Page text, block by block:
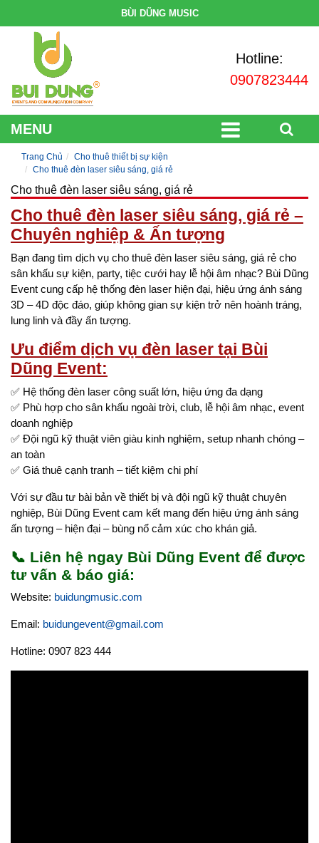
BÙI DŨNG MUSIC
Hotline:
0907823444
MENU
Trang Chủ
Cho thuê thiết bị sự kiện
Cho thuê đèn laser siêu sáng, giá rẻ
Cho thuê đèn laser siêu sáng, giá rẻ
Cho thuê đèn laser siêu sáng, giá rẻ –
Chuyên nghiệp & Ấn tượng
Bạn đang tìm dịch vụ cho thuê đèn laser siêu sáng, giá rẻ cho
sân khấu sự kiện, party, tiệc cưới hay lễ hội âm nhạc? Bùi Dũng
Event cung cấp hệ thống đèn laser hiện đại, hiệu ứng ánh sáng
3D – 4D độc đáo, giúp không gian sự kiện trở nên hoành tráng,
lung linh và đầy ấn tượng.
Ưu điểm dịch vụ đèn laser tại Bùi
Dũng Event:
✅ Hệ thống đèn laser công suất lớn, hiệu ứng đa dạng
✅ Phù hợp cho sân khấu ngoài trời, club, lễ hội âm nhạc, event
doanh nghiệp
✅ Đội ngũ kỹ thuật viên giàu kinh nghiệm, setup nhanh chóng –
an toàn
✅ Giá thuê cạnh tranh – tiết kiệm chi phí
Với sự đầu tư bài bản về thiết bị và đội ngũ kỹ thuật chuyên
nghiệp, Bùi Dũng Event cam kết mang đến hiệu ứng ánh sáng
ấn tượng – hiện đại – bùng nổ cảm xúc cho khán giả.
📞 Liên hệ ngay Bùi Dũng Event để được
tư vấn & báo giá:
Website: buidungmusic.com
Email: buidungevent@gmail.com
Hotline: 0907 823 444